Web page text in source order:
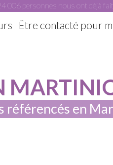
006 personnes nous ont déjà
Être contacté pour
référencés en